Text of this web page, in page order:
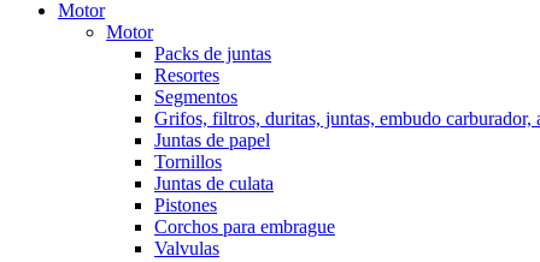
Motor
Motor
Packs de juntas
Resortes
Segmentos
Grifos, filtros, duritas, juntas, embudo carburador,
Juntas de papel
Tornillos
Juntas de culata
Pistones
Corchos para embrague
Valvulas